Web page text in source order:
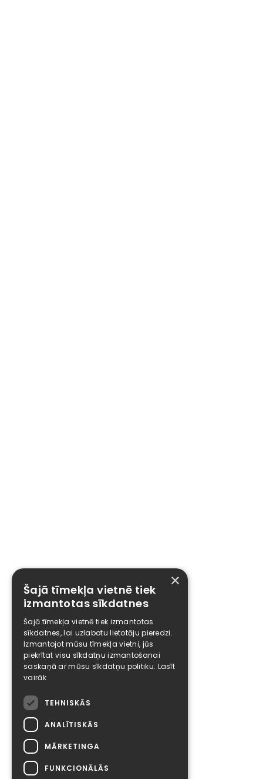
×
Šajā tīmekļa vietnē tiek
izmantotas sīkdatnes
Šajā tīmekļa vietnē tiek izmantotas
sīkdatnes, lai uzlabotu lietotāju pieredzi.
Izmantojot mūsu tīmekļa vietni, jūs
piekrītat visu sīkdatņu izmantošanai
saskaņā ar mūsu sīkdatņu politiku. Lasīt
vairāk
TEHNISKĀS
ANALĪTISKĀS
MĀRKETINGA
FUNKCIONĀLĀS